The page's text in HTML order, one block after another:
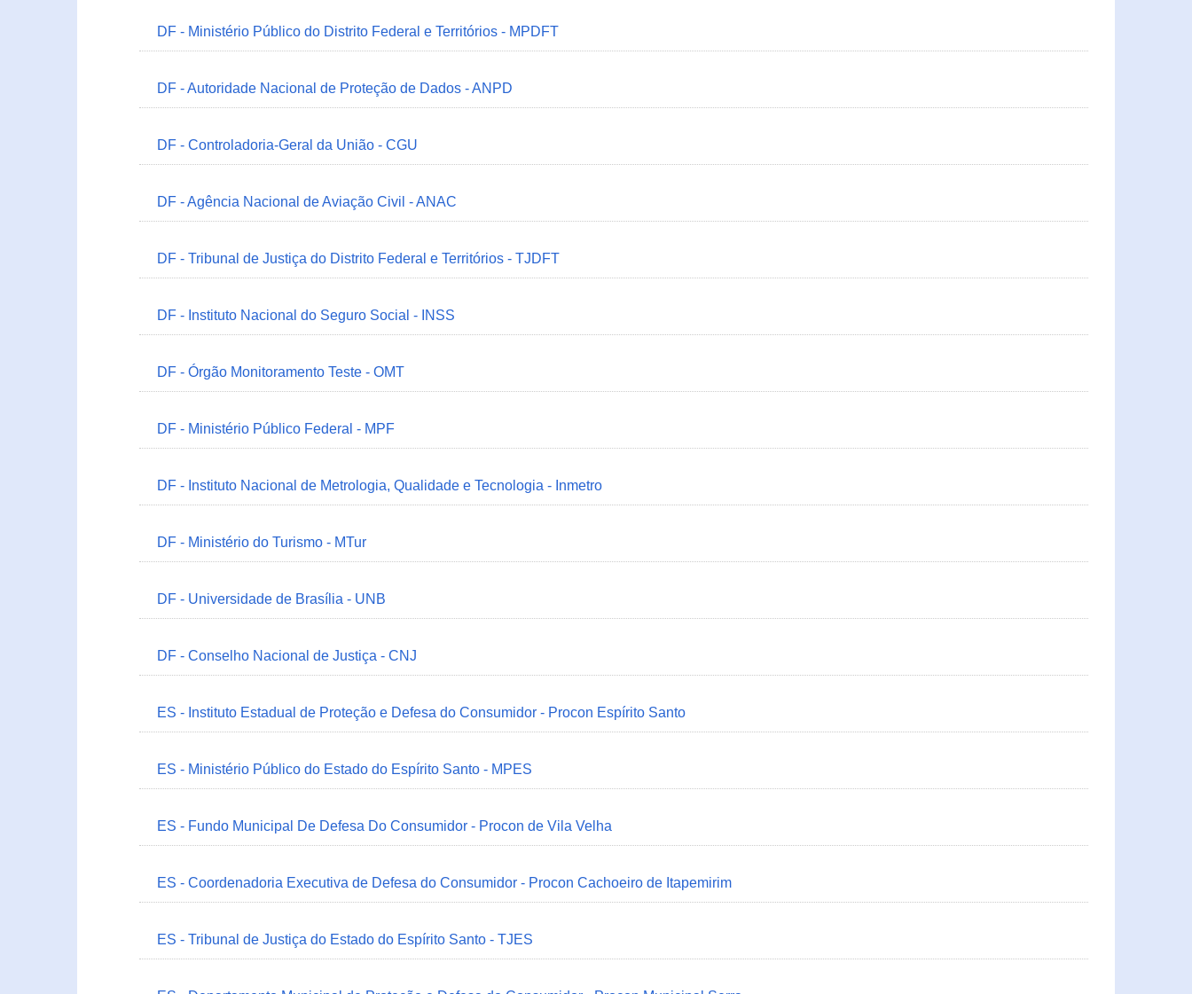
DF - Ministério Público do Distrito Federal e Territórios - MPDFT
DF - Autoridade Nacional de Proteção de Dados - ANPD
DF - Controladoria-Geral da União - CGU
DF - Agência Nacional de Aviação Civil - ANAC
DF - Tribunal de Justiça do Distrito Federal e Territórios - TJDFT
DF - Instituto Nacional do Seguro Social - INSS
DF - Órgão Monitoramento Teste - OMT
DF - Ministério Público Federal - MPF
DF - Instituto Nacional de Metrologia, Qualidade e Tecnologia - Inmetro
DF - Ministério do Turismo - MTur
DF - Universidade de Brasília - UNB
DF - Conselho Nacional de Justiça - CNJ
ES - Instituto Estadual de Proteção e Defesa do Consumidor - Procon Espírito Santo
ES - Ministério Público do Estado do Espírito Santo - MPES
ES - Fundo Municipal De Defesa Do Consumidor - Procon de Vila Velha
ES - Coordenadoria Executiva de Defesa do Consumidor - Procon Cachoeiro de Itapemirim
ES - Tribunal de Justiça do Estado do Espírito Santo - TJES